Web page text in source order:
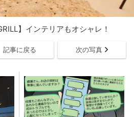
】インテリアもオシャレ！
記事に戻る 次の写真